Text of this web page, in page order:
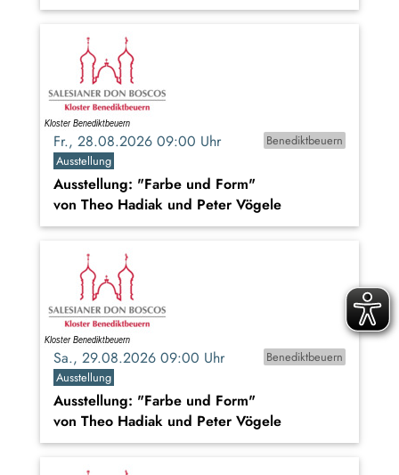
Fr., 28.08.2026 09:00 Uhr
Benediktbeuern
Ausstellung
Ausstellung: "Farbe und Form"
von Theo Hadiak und Peter Vögele
Sa., 29.08.2026 09:00 Uhr
Benediktbeuern
Ausstellung
Ausstellung: "Farbe und Form"
von Theo Hadiak und Peter Vögele